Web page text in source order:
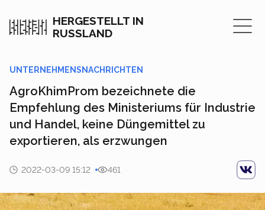
HERGESTELLT IN
RUSSLAND
UNTERNEHMENSNACHRICHTEN
AgroKhimProm bezeichnete die
Empfehlung des Ministeriums für Industrie
und Handel, keine Düngemittel zu
exportieren, als erzwungen
2022-03-09 15:12 461